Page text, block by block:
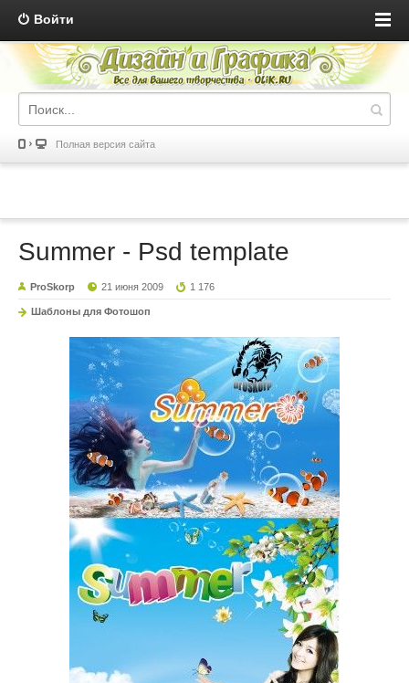
Войти
Полная версия сайта
Summer - Psd template
ProSkorp 21 июня 2009 1 176
Шаблоны для Фотошоп